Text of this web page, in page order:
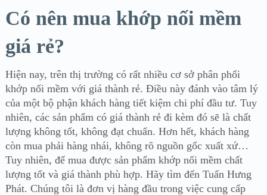
Có nên mua khớp nối mềm
giá rẻ?
Hiện nay, trên thị trường có rất nhiều cơ sở phân phối
khớp nối mềm với giá thành rẻ. Điều này đánh vào tâm lý
của một bộ phận khách hàng tiết kiệm chi phí đầu tư. Tuy
nhiên, các sản phẩm có giá thành rẻ đi kèm đó sẽ là chất
lượng không tốt, không đạt chuẩn. Hơn hết, khách hàng
còn mua phải hàng nhái, không rõ nguồn gốc xuất xứ…
Tuy nhiên, để mua được sản phẩm khớp nối mềm chất
lượng tốt và giá thành phù hợp. Hãy tìm đến Tuấn Hưng
Phát. Chúng tôi là đơn vị hàng đầu trong việc cung cấp